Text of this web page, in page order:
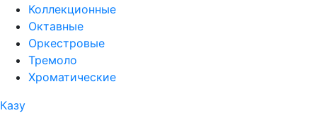
Коллекционные
Октавные
Оркестровые
Тремоло
Хроматические
Казу